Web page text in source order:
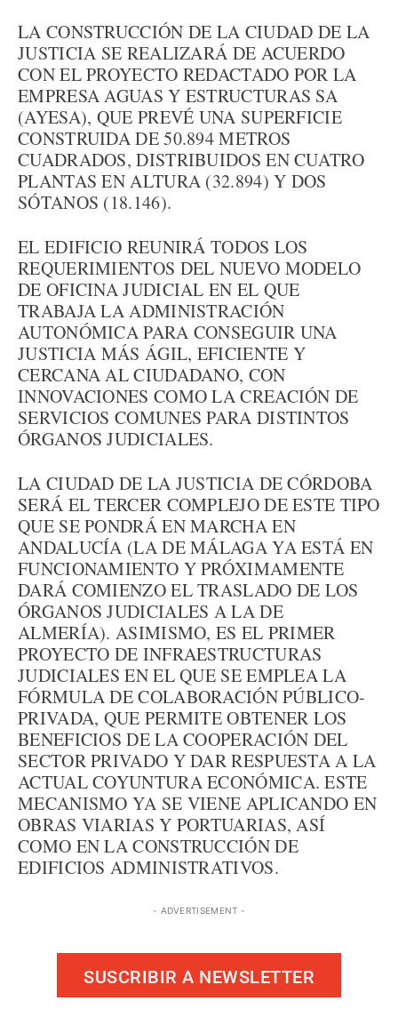
LA CONSTRUCCIÓN DE LA CIUDAD DE LA
JUSTICIA SE REALIZARÁ DE ACUERDO
CON EL PROYECTO REDACTADO POR LA
EMPRESA AGUAS Y ESTRUCTURAS SA
(AYESA), QUE PREVÉ UNA SUPERFICIE
CONSTRUIDA DE 50.894 METROS
CUADRADOS, DISTRIBUIDOS EN CUATRO
PLANTAS EN ALTURA (32.894) Y DOS
SÓTANOS (18.146).
EL EDIFICIO REUNIRÁ TODOS LOS
REQUERIMIENTOS DEL NUEVO MODELO
DE OFICINA JUDICIAL EN EL QUE
TRABAJA LA ADMINISTRACIÓN
AUTONÓMICA PARA CONSEGUIR UNA
JUSTICIA MÁS ÁGIL, EFICIENTE Y
CERCANA AL CIUDADANO, CON
INNOVACIONES COMO LA CREACIÓN DE
SERVICIOS COMUNES PARA DISTINTOS
ÓRGANOS JUDICIALES.
LA CIUDAD DE LA JUSTICIA DE CÓRDOBA
SERÁ EL TERCER COMPLEJO DE ESTE TIPO
QUE SE PONDRÁ EN MARCHA EN
ANDALUCÍA (LA DE MÁLAGA YA ESTÁ EN
FUNCIONAMIENTO Y PRÓXIMAMENTE
DARÁ COMIENZO EL TRASLADO DE LOS
ÓRGANOS JUDICIALES A LA DE
ALMERÍA). ASIMISMO, ES EL PRIMER
PROYECTO DE INFRAESTRUCTURAS
JUDICIALES EN EL QUE SE EMPLEA LA
FÓRMULA DE COLABORACIÓN PÚBLICO-
PRIVADA, QUE PERMITE OBTENER LOS
BENEFICIOS DE LA COOPERACIÓN DEL
SECTOR PRIVADO Y DAR RESPUESTA A LA
ACTUAL COYUNTURA ECONÓMICA. ESTE
MECANISMO YA SE VIENE APLICANDO EN
OBRAS VIARIAS Y PORTUARIAS, ASÍ
COMO EN LA CONSTRUCCIÓN DE
EDIFICIOS ADMINISTRATIVOS.
- ADVERTISEMENT -
SUSCRIBIR A NEWSLETTER